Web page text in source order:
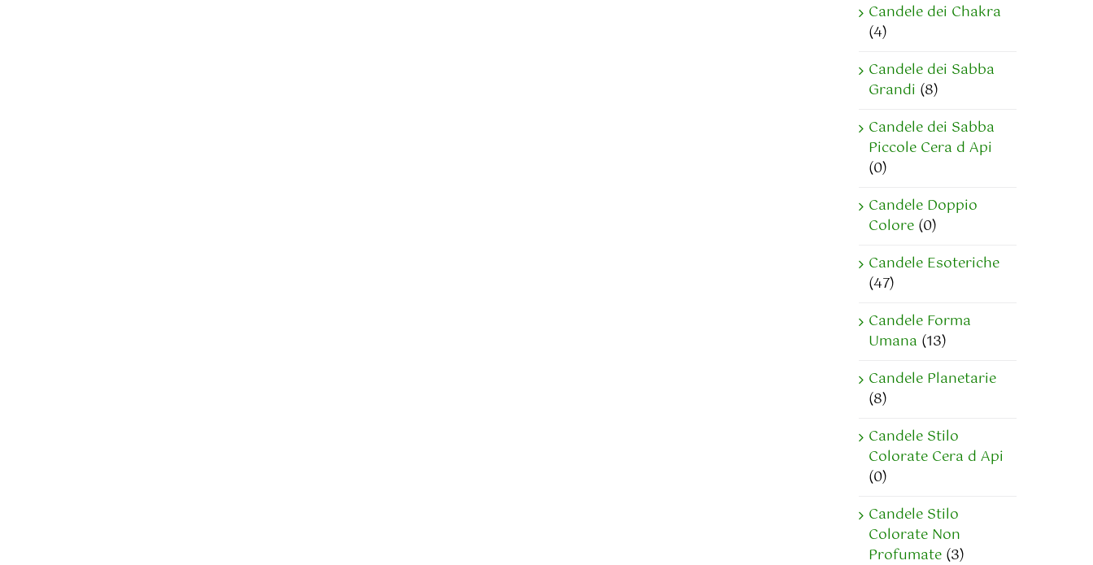
Candele dei Chakra
(4)
Candele dei Sabba
Grandi (8)
Candele dei Sabba
Piccole Cera d Api
(0)
Candele Doppio
Colore (0)
Candele Esoteriche
(47)
Candele Forma
Umana (13)
Candele Planetarie
(8)
Candele Stilo
Colorate Cera d Api
(0)
Candele Stilo
Colorate Non
Profumate (3)